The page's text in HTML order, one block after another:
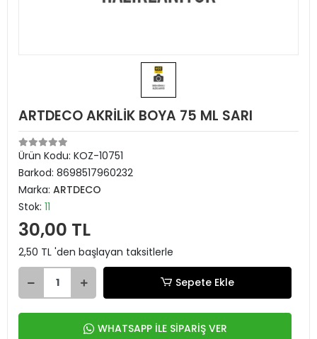
ARTDECO AKRİLİK BOYA 75 ML SARI
Ürün Kodu: KOZ-10751
Barkod: 8698517960232
Marka: ARTDECO
Stok: 11
30,00 TL
2,50 TL 'den başlayan taksitlerle
Sepete Ekle
WHATSAPP İLE SİPARİŞ VER